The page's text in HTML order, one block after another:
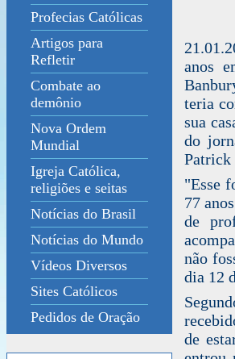
Profecias Católicas
Artigos para
Refletir
Combate ao
demônio
Nova Ordem
Mundial
Igreja Católica,
religiões e seitas
Notícias do Brasil
Notícias do Mundo
Vídeos Diversos
Sites Católicos
Pedidos de Oração
anos
teria
sua
do
Patrick
"Esse
77
de
não
dia 12
de